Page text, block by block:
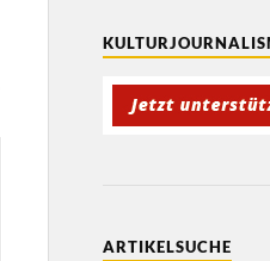
ARTIKELSUCHE